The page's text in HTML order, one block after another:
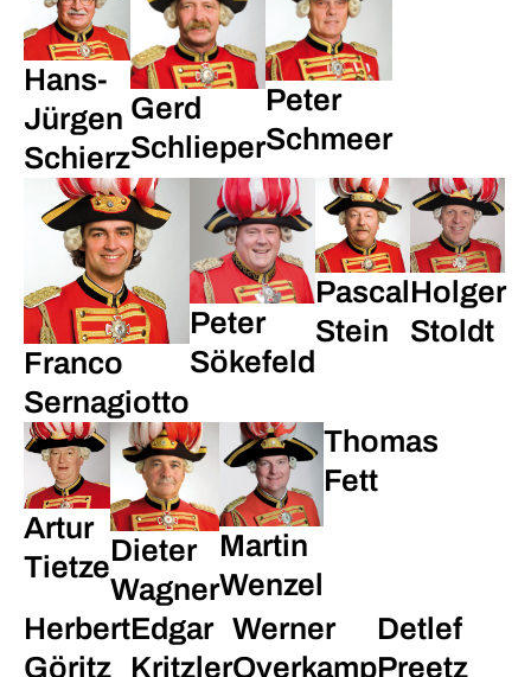
Hans-
Jürgen
Schierz
Gerd
Schlieper
Peter
Schmeer
Franco
Sernagiotto
Peter
Sökefeld
Pascal
Stein
Holger
Stoldt
Artur
TietzeDieter
Wagner
Martin
Wenzel
Thomas
Fett
Herbert
Göritz
Edgar
Kritzler
Werner
Overkamp
Detlef
Preetz